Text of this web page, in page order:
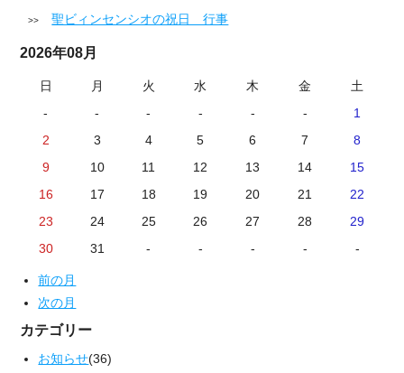
聖ビィンセンシオの祝日 行事
2026年08月
日 月 火 水 木 金
土
-
- - - - -
1
2
3 4 5 6 7
8
9
10 11 12 13 14
15
16
17 18 19 20 21
22
23
24 25 26 27 28
29
30
31 - - - - -
前の月
次の月
カテゴリー
お知らせ(36)